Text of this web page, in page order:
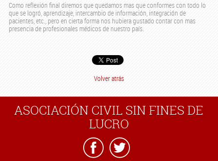
Como reflexión final diremos que quedamos mas que conformes con todo lo
que se logró, aprendizaje, intercambio de información, integración de
pacientes, etc., pero en cierta forma nos hubiera gustado contar con mas
presencia de profesionales médicos de nuestro país.
Volver atrás
ASOCIACIÓN CIVIL SIN FINES DE
LUCRO